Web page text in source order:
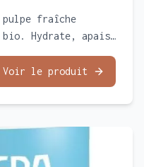
pulpe fraîche
Hydrate, apaise
non collante.
Voir le produit